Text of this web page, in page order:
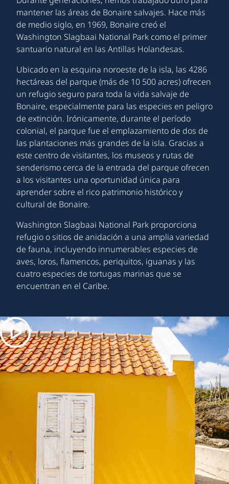
mantener las áreas de Bonaire salvajes. Hace más
de medio siglo, en 1969, Bonaire creó el
Washington Slagbaai National Park como el primer
santuario natural en las Antillas Holandesas.
Ubicado en la esquina noroeste de la isla, las 4286
hectáreas del parque (más de 10 500 acres) ofrecen
un refugio seguro para toda la vida salvaje de
Bonaire, especialmente para las especies en peligro
de extinción. Irónicamente, durante el período
colonial, el parque fue el emplazamiento de dos de
las plantaciones más grandes de la isla. Gracias a
este centro de visitantes, los museos y rutas de
senderismo cerca de la entrada del parque ofrecen
a los visitantes una oportunidad única para
aprender sobre el rico patrimonio histórico y
cultural de Bonaire.
Washington Slagbaai National Park proporciona
refugio o sitios de anidación a una amplia variedad
de fauna, incluyendo innumerables especies de
aves, loros, flamencos, periquitos, iguanas y las
cuatro especies de tortugas marinas que se
encuentran en el Caribe.